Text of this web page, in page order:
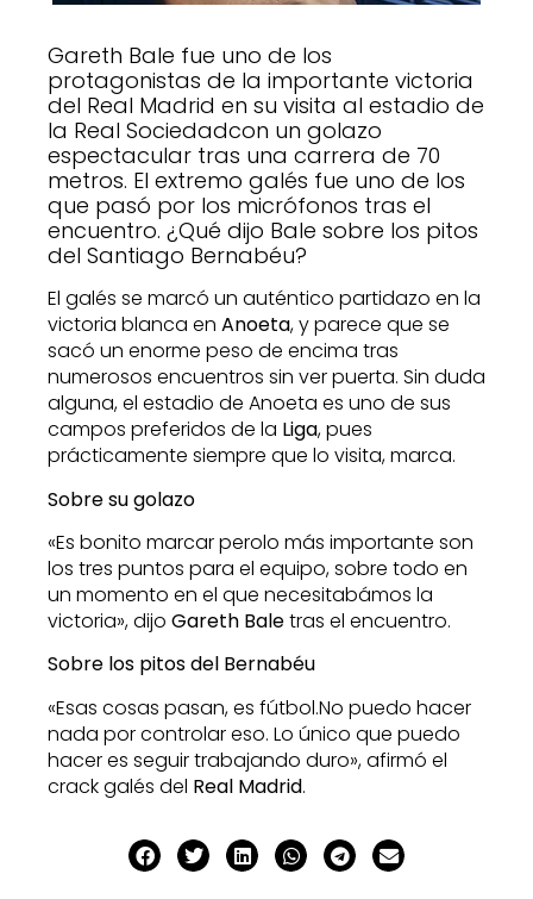
Gareth Bale fue uno de los
protagonistas de la importante victoria
del Real Madrid en su visita al estadio de
la Real Sociedadcon un golazo
espectacular tras una carrera de 70
metros. El extremo galés fue uno de los
que pasó por los micrófonos tras el
encuentro. ¿Qué dijo Bale sobre los pitos
del Santiago Bernabéu?
El galés se marcó un auténtico partidazo en la
victoria blanca en Anoeta, y parece que se
sacó un enorme peso de encima tras
numerosos encuentros sin ver puerta. Sin duda
alguna, el estadio de Anoeta es uno de sus
campos preferidos de la Liga, pues
prácticamente siempre que lo visita, marca.
Sobre su golazo
«Es bonito marcar perolo más importante son
los tres puntos para el equipo, sobre todo en
un momento en el que necesitabámos la
victoria», dijo Gareth Baletras el encuentro.
Sobre los pitos del Bernabéu
«Esas cosas pasan, es fútbol.No puedo hacer
nada por controlar eso. Lo único que puedo
hacer es seguir trabajando duro», afirmó el
crack galés del Real Madrid.